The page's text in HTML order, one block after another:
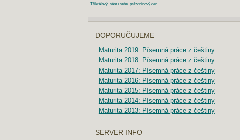
Třikrálový sám+sebe prázdninový den
DOPORUČUJEME
Maturita 2019: Písemná práce z češtiny
Maturita 2018: Písemná práce z češtiny
Maturita 2017: Písemná práce z češtiny
Maturita 2016: Písemná práce z češtiny
Maturita 2015: Písemná práce z češtiny
Maturita 2014: Písemná práce z češtiny
Maturita 2013: Písemná práce z češtiny
SERVER INFO